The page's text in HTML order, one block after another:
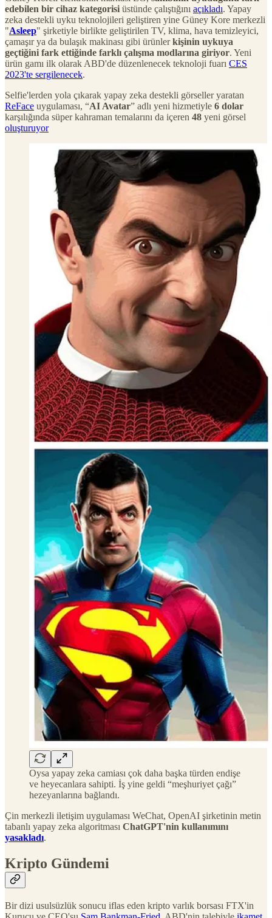
edebilen bir cihaz kategorisi üstünde çalıştığını açıkladı. Yapay
zeka destekli uyku teknolojileri geliştiren yine Güney Kore merkezli
"Asleep" şirketiyle birlikte geliştirilen TV, klima, hava temizleyici,
çamaşır ya da bulaşık makinası gibi ürünlerkişinin uykuya
geçtiğini fark ettiğinde farklı çalışma modlarına giriyor. Yeni
ürün gamı ilk olarak ABD'de düzenlenecek teknoloji fuarı CES
2023'te sergilenecek.
Selfie'lerden yola çıkarak yapay zeka destekli görseller yaratan
ReFace uygulaması, “AI Avatar” adlı yeni hizmetiyle 6 dolar
karşılığında süper kahraman temalarını da içeren 48 yeni görsel
oluşturuyor
Oysa yapay zeka camiası çok daha başka türden endişe
ve heyecanlara sahipti. İş yine geldi “meşhuriyet çağı”
hezeyanlarına bağlandı.
Çin merkezli iletişim uygulaması WeChat, OpenAI şirketinin metin
tabanlı yapay zeka algoritması ChatGPT'nin kullanımını
yasakladı.
Kripto Gündemi
Bir dizi usulsüzlük sonucu iflas eden kripto varlık borsası FTX'in